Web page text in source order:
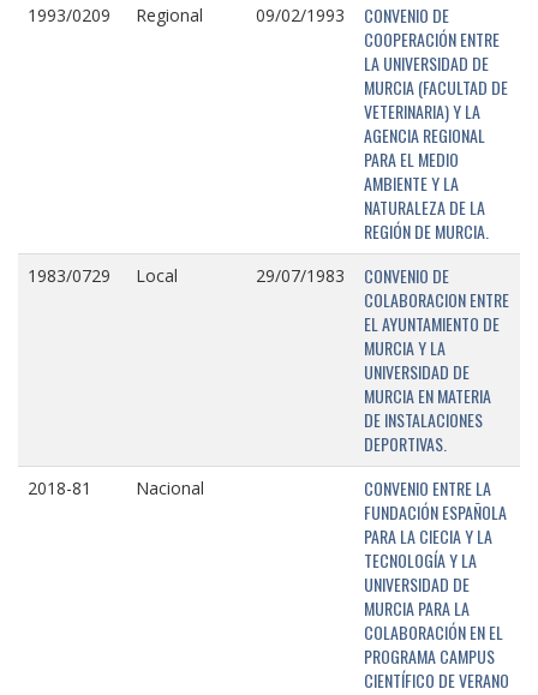
1993/0209 Regional 09/02/1993
CONVENIO DE
COOPERACIÓN ENTRE
LA UNIVERSIDAD DE
MURCIA (FACULTAD DE
VETERINARIA) Y LA
AGENCIA REGIONAL
PARA EL MEDIO
AMBIENTE Y LA
NATURALEZA DE LA
REGIÓN DE MURCIA.
1983/0729 Local 29/07/1983
CONVENIO DE
COLABORACION ENTRE
EL AYUNTAMIENTO DE
MURCIA Y LA
UNIVERSIDAD DE
MURCIA EN MATERIA
DE INSTALACIONES
DEPORTIVAS.
2018-81 Nacional
CONVENIO ENTRE LA
FUNDACIÓN ESPAÑOLA
PARA LA CIECIA Y LA
TECNOLOGÍA Y LA
UNIVERSIDAD DE
MURCIA PARA LA
COLABORACIÓN EN EL
PROGRAMA CAMPUS
CIENTÍFICO DE VERANO